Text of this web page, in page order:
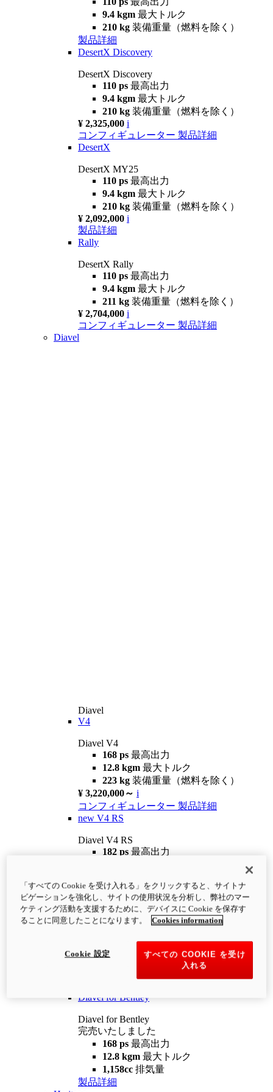
9.4 kgm 最大トルク
210 kg 装備重量（燃料を除く）
製品詳細
DesertX Discovery
DesertX Discovery
110 ps 最高出力
9.4 kgm 最大トルク
210 kg 装備重量（燃料を除く）
¥ 2,325,000 i
コンフィギュレーター 製品詳細
DesertX
DesertX MY25
110 ps 最高出力
9.4 kgm 最大トルク
210 kg 装備重量（燃料を除く）
¥ 2,092,000 i
製品詳細
Rally
DesertX Rally
110 ps 最高出力
9.4 kgm 最大トルク
211 kg 装備重量（燃料を除く）
¥ 2,704,000 i
コンフィギュレーター 製品詳細
Diavel
Diavel
V4
Diavel V4
168 ps 最高出力
12.8 kgm 最大トルク
223 kg 装備重量（燃料を除く）
¥ 3,220,000～ i
コンフィギュレーター 製品詳細
new V4 RS
Diavel V4 RS
182 ps 最高出力
¥4,400,000 i
コンフィギュレーター 製品詳細
newV4 RS 100
12.2 kgm
最大トルク
装備重量（燃料を除く）
Diavel for Bentley
Diavel for Bentley
完売いたしました
168 ps 最高出力
12.8 kgm 最大トルク
1,158cc 排気量
製品詳細
「すべての Cookie を受け入れる」をクリックすると、サイトナ
ビゲーションを強化し、サイトの使用状況を分析し、弊社のマー
ケティング活動を支援するために、デバイスに Cookie を保存す
ることに同意したことになります。
Cookies information
すべての COOKIE を受け
入れる
Cookie 設定